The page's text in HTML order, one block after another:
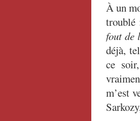
À un
troublé
fout de
déjà,
ce
m’est